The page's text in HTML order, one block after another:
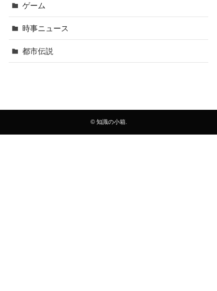
ゲーム
時事ニュース
都市伝説
©知識の小箱.